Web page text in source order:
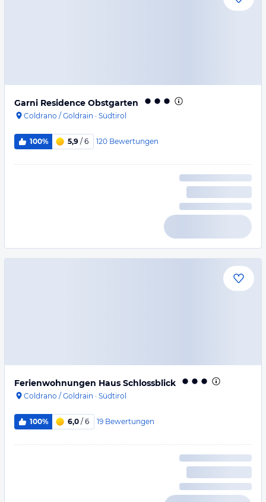
Garni Residence Obstgarten
Coldrano / Goldrain · Südtirol
100% 5,9 / 6 120 Bewertungen
Ferienwohnungen Haus Schlossblick
Coldrano / Goldrain · Südtirol
100% 6,0 / 6 19 Bewertungen